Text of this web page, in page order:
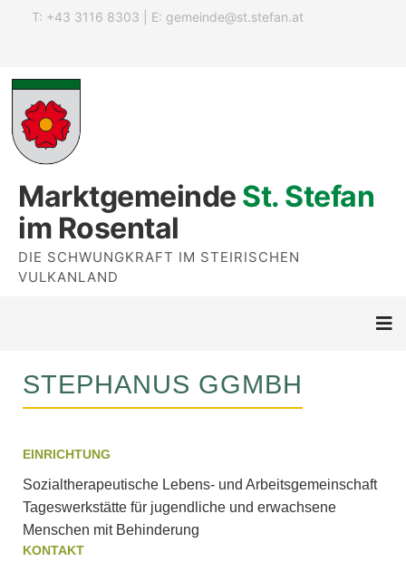
T: +43 3116 8303 | E: gemeinde@st.stefan.at
Marktgemeinde St. Stefan
im Rosental
DIE SCHWUNGKRAFT IM STEIRISCHEN
VULKANLAND
STEPHANUS GGMBH
EINRICHTUNG
Sozialtherapeutische Lebens- und Arbeitsgemeinschaft
Tageswerkstätte für jugendliche und erwachsene
Menschen mit Behinderung
KONTAKT